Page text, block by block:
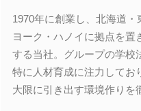
1970年に創業し、北海道
ヨーク・ハノイに拠点を置
する当社。グループの学校
特に人材育成に注力してお
大限に引き出す環境作りを